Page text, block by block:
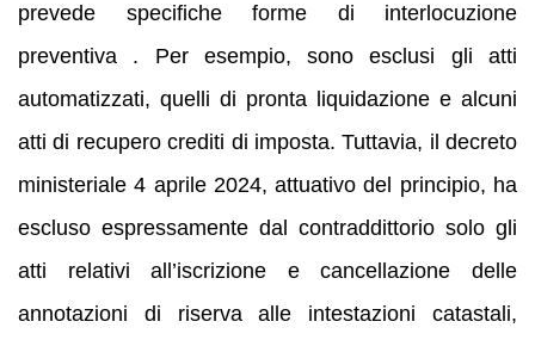
prevede specifiche forme di interlocuzione
preventiva . Per esempio, sono esclusi gli atti
automatizzati, quelli di pronta liquidazione e alcuni
atti di recupero crediti di imposta. Tuttavia, il decreto
ministeriale 4 aprile 2024, attuativo del principio, ha
escluso espressamente dal contraddittorio solo gli
atti relativi all’iscrizione e cancellazione delle
annotazioni di riserva alle intestazioni catastali,